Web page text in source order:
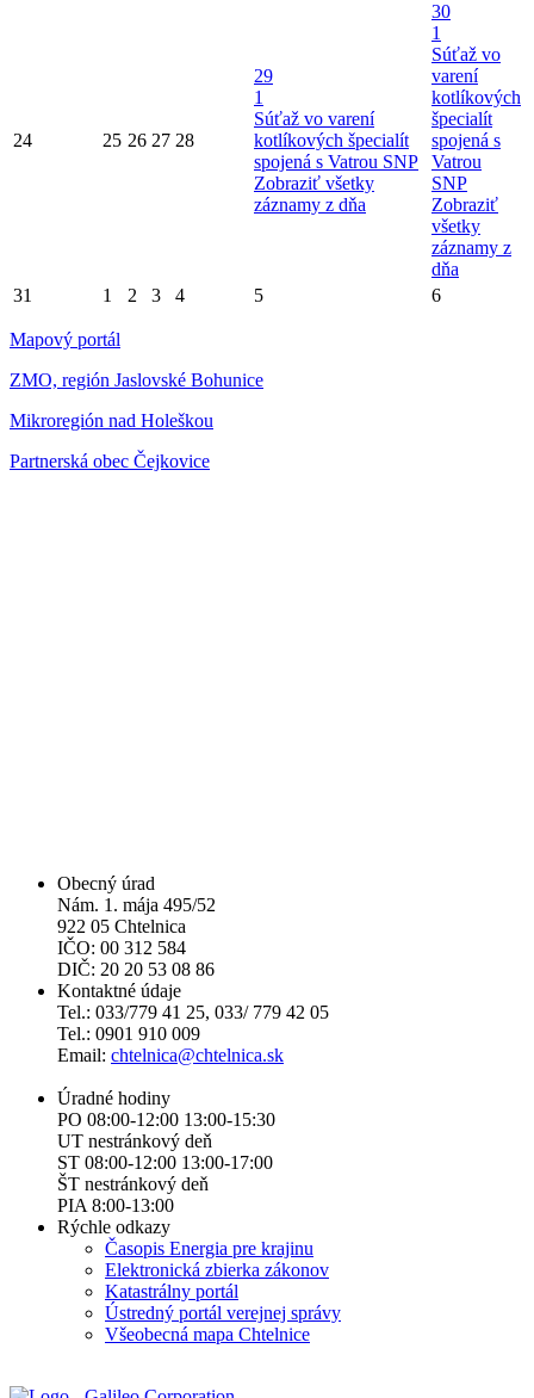
24 25 26 27 28
29
1
Súťaž vo varení
kotlíkových špecialít
spojená s Vatrou SNP
Zobraziť všetky
záznamy z dňa
30
1
Súťaž vo
varení
kotlíkových
špecialít
spojená s
Vatrou
SNP
Zobraziť
všetky
záznamy z
dňa
31
1 2 3 4 5 6
Mapový portál
ZMO, región Jaslovské Bohunice
Mikroregión nad Holeškou
Partnerská obec Čejkovice
Obecný úrad
Nám. 1. mája 495/52
922 05 Chtelnica
IČO: 00 312 584
DIČ: 20 20 53 08 86
Kontaktné údaje
Tel.: 033/779 41 25, 033/ 779 42 05
Tel.: 0901 910 009
Email: chtelnica@chtelnica.sk
Úradné hodiny
PO 08:00-12:00 13:00-15:30
UT nestránkový deň
ST 08:00-12:00 13:00-17:00
ŠT nestránkový deň
PIA 8:00-13:00
Rýchle odkazy
Časopis Energia pre krajinu
Elektronická zbierka zákonov
Katastrálny portál
Ústredný portál verejnej správy
Všeobecná mapa Chtelnice